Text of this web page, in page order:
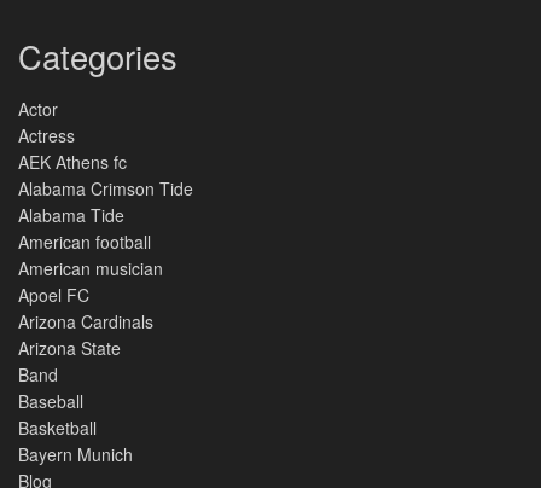
Categories
Actor
Actress
AEK Athens fc
Alabama Crimson Tide
Alabama Tide
American football
American musician
Apoel FC
Arizona Cardinals
Arizona State
Band
Baseball
Basketball
Bayern Munich
Blog